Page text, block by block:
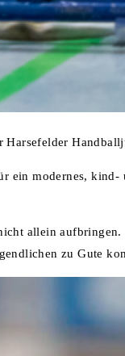
Harsefelder
ein modernes,
allein
zu Gute